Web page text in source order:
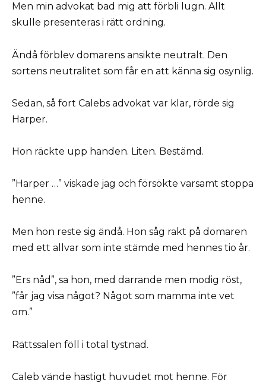
Men min advokat bad mig att förbli lugn. Allt
skulle presenteras i rätt ordning.
Ändå förblev domarens ansikte neutralt. Den
sortens neutralitet som får en att känna sig osynlig.
Sedan, så fort Calebs advokat var klar, rörde sig
Harper.
Hon räckte upp handen. Liten. Bestämd.
”Harper …” viskade jag och försökte varsamt stoppa
henne.
Men hon reste sig ändå. Hon såg rakt på domaren
med ett allvar som inte stämde med hennes tio år.
”Ers nåd”, sa hon, med darrande men modig röst,
”får jag visa något? Något som mamma inte vet
om.”
Rättssalen föll i total tystnad.
Caleb vände hastigt huvudet mot henne. För